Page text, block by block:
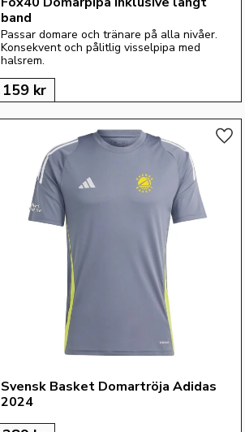
band
Passar domare och tränare på alla nivåer.
Konsekvent och pålitlig visselpipa med
halsrem.
159 kr
favoriter
Svensk Basket Domartröja Adidas
2024